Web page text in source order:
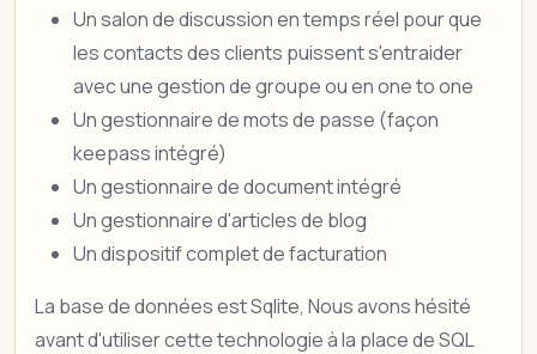
Un salon de discussion en temps réel pour que
les contacts des clients puissent s'entraider
avec une gestion de groupe ou en one to one
Un gestionnaire de mots de passe (façon
keepass intégré)
Un gestionnaire de document intégré
Un gestionnaire d'articles de blog
Un dispositif complet de facturation
La base de données est Sqlite, Nous avons hésité
avant d'utiliser cette technologie à la place de SQL